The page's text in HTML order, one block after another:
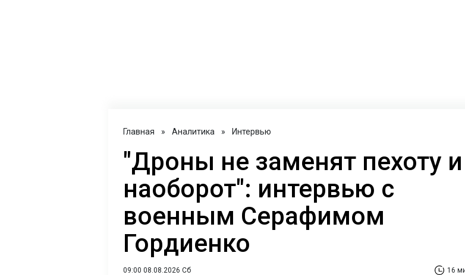
Главная » Аналитика » Интервью
"Дроны не заменят пехоту и
наоборот": интервью с
военным Серафимом
Гордиенко
09:00 08.08.2026 Сб 16